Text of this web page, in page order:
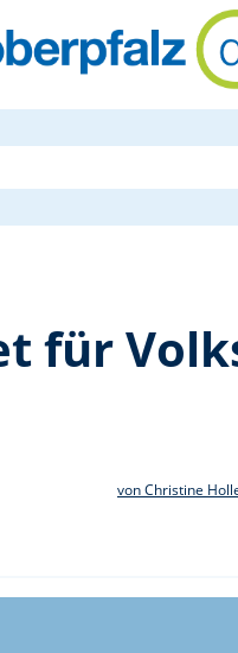
für
von Christine